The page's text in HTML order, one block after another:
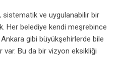
sistematik ve uygulanabilir bir
Her belediye kendi meşrebince
gibi büyükşehirlerde bile
var. Bu da bir vizyon eksikliği